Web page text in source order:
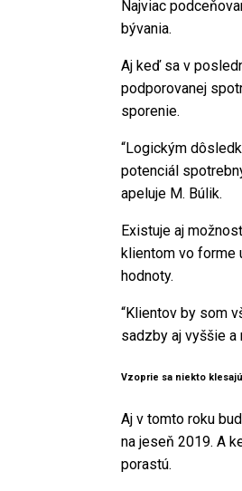
Najviac
bývania.
Aj keď sa v
podporovanej
sporenie.
“Logickým
potenciál
apeluje M. Búlik.
Existuje aj
klientom vo forme
hodnoty.
“Klientov by som
sadzby aj vyššie a
Vzoprie sa niekto
Aj v tomto roku
na jeseň 2019. A
porastú.